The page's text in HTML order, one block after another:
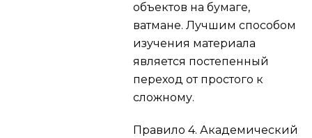
объектов на бумаге,
ватмане. Лучшим способом
изучения материала
является постепенный
переход от простого к
сложному.
Правило 4. Академический